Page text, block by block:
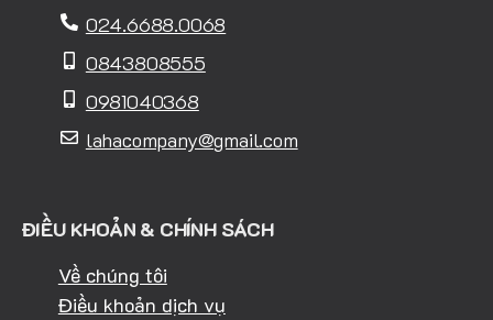
024.6688.0068
0843808555
0981040368
lahacompany@gmail.com
ĐIỀU KHOẢN & CHÍNH SÁCH
Về chúng tôi
Điều khoản dịch vụ